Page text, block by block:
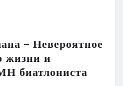
– Невероятное
жизни и
биатлониста